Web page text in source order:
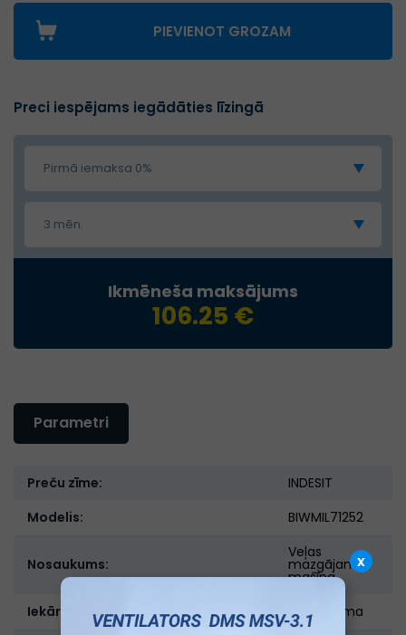
PIEVIENOT GROZAM
Preci iespējams iegādāties līzingā
Pirmā iemaksa 0%
3 mēn.
Ikmēneša maksājums
106.25 €
Parametri
Preču zīme:
INDESIT
Modelis:
BIWMIL71252
Nosaukums:
Veļas
mazgājamā
mašīna
Iekārtas tips:
Iebūvējama
x